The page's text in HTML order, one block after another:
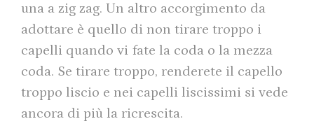
una a zig zag. Un altro accorgimento da
adottare è quello di non tirare troppo i
capelli quando vi fate la coda o la mezza
coda. Se tirare troppo, renderete il capello
troppo liscio e nei capelli liscissimi si vede
ancora di più la ricrescita.